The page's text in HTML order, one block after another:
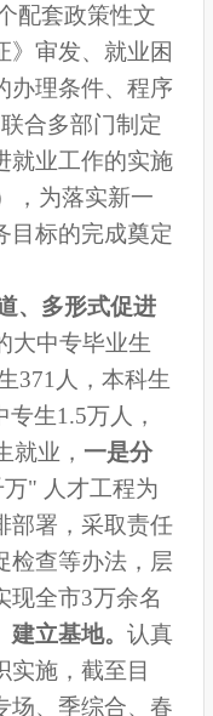
配套政策性文
》审发、就业困
办理条件、程序
合多部门制定
就业工作的实施
，为落实新一
目标的完成奠定
、多形式促进
大中专毕业生
371人，本科生
生1.5万人，
就业， 一是分
万" 人才工程为
部署，采取责任
检查等办法，层
现全市3万余名
立基地。 认真
实施，截至目
场、季综合、春